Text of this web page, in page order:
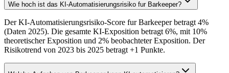
Wie hoch ist das KI-Automatisierungsrisiko fur Barkeeper?
Der KI-Automatisierungsrisiko-Score fur Barkeeper betragt 4%
(Daten 2025). Die gesamte KI-Exposition betragt 6%, mit 10%
theoretischer Exposition und 2% beobachteter Exposition. Der
Risikotrend von 2023 bis 2025 betragt +1 Punkte.